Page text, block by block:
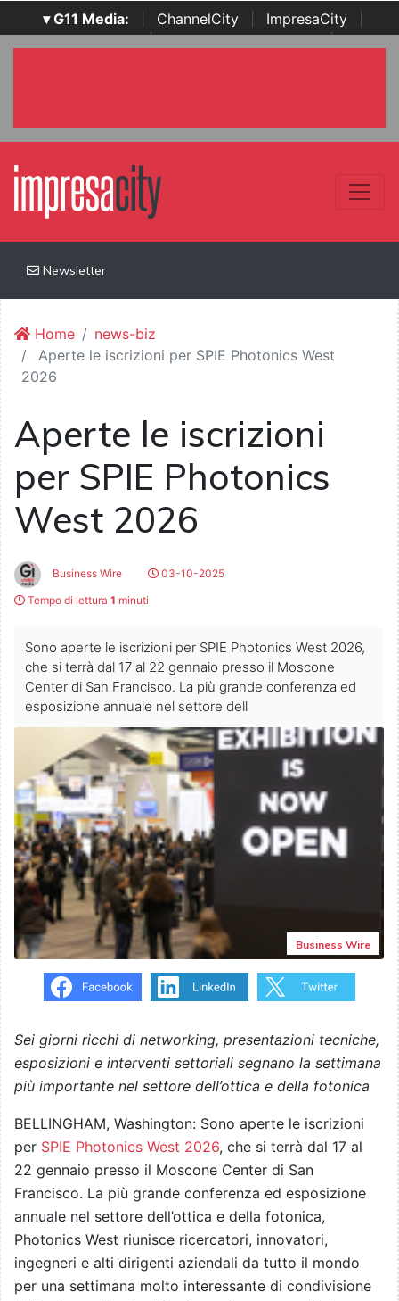
▾ G11 Media: ChannelCity ImpresaCity
SecurityOpenLab | Italian Channel Awards | Italian
Newsletter
Home
news-biz
Aperte le iscrizioni per SPIE Photonics West
2026
Aperte le iscrizioni
per SPIE Photonics
West 2026
Business Wire
03-10-2025
Tempo di lettura 1 minuti
Sono aperte le iscrizioni per SPIE Photonics West 2026,
che si terrà dal 17 al 22 gennaio presso il Moscone
Center di San Francisco. La più grande conferenza ed
esposizione annuale nel settore dell
Business Wire
Sei giorni ricchi di networking, presentazioni tecniche,
esposizioni e interventi settoriali segnano la settimana
più importante nel settore dell’ottica e della fotonica
BELLINGHAM, Washington: Sono aperte le iscrizioni
per SPIE Photonics West 2026, che si terrà dal 17 al
22 gennaio presso il Moscone Center di San
Francisco. La più grande conferenza ed esposizione
annuale nel settore dell’ottica e della fotonica,
Photonics West riunisce ricercatori, innovatori,
ingegneri e alti dirigenti aziendali da tutto il mondo
per una settimana molto interessante di condivisione